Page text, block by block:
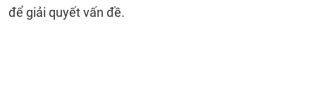
để giải quyết vấn đề.